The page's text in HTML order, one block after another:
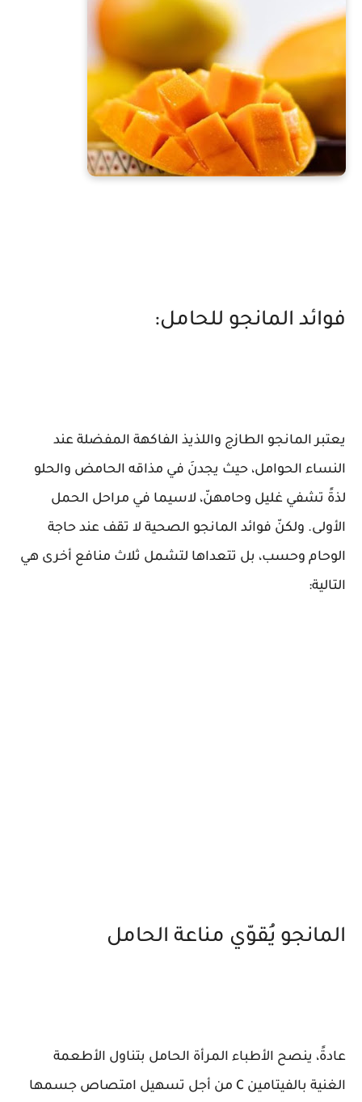
فوائد المانجو للحامل:
يعتبر المانجو الطازج واللذيذ الفاكهة المفضلة عند
النساء الحوامل، حيث يجدنَ في مذاقه الحامض والحلو
لذةً تشفي غليل وحامهنّ، لاسيما في مراحل الحمل
الأولى. ولكنّ فوائد المانجو الصحية لا تقف عند حاجة
الوحام وحسب، بل تتعداها لتشمل ثلاث منافع أخرى هي
التالية:
المانجو يُقوّي مناعة الحامل
عادةً، ينصح الأطباء المرأة الحامل بتناول الأطعمة
الغنية بالفيتامين C من أجل تسهيل امتصاص جسمها